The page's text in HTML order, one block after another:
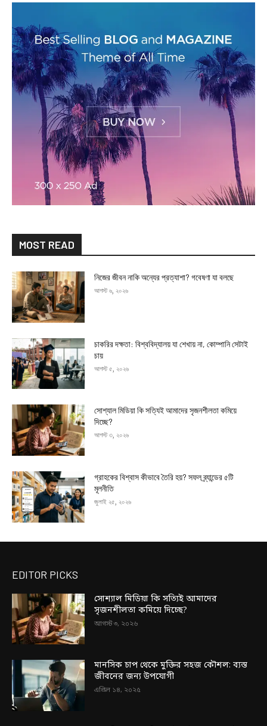
MOST READ
নিজের জীবন নাকি অন্যের প্রত্যাশা? গবেষণা যা বলছে
আগস্ট ৬, ২০২৬
চাকরির দক্ষতা: বিশ্ববিদ্যালয় যা শেখায় না, কোম্পানি সেটাই
চায়
আগস্ট ৫, ২০২৬
সোশ্যাল মিডিয়া কি সত্যিই আমাদের সৃজনশীলতা কমিয়ে
দিচ্ছে?
আগস্ট ৩, ২০২৬
গ্রাহকের বিশ্বাস কীভাবে তৈরি হয়? সফল ব্র্যান্ডের ৫টি
মূলনীতি
জুলাই ২৫, ২০২৬
EDITOR PICKS
সোশ্যাল মিডিয়া কি সত্যিই আমাদের
সৃজনশীলতা কমিয়ে দিচ্ছে?
আগস্ট ৩, ২০২৬
মানসিক চাপ থেকে মুক্তির সহজ কৌশল: ব্যস্ত
জীবনের জন্য উপযোগী
এপ্রিল ১৪, ২০২৫